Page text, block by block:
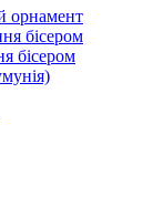
орнамент
бісером
бісером